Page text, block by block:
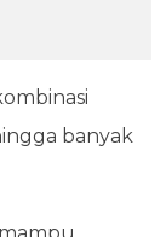
banyak